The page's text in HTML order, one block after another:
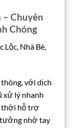
– Chuyên
Chóng
Nhà Bè,
với dịch
xử lý nhanh
thời hỗ trợ
nhờ tay